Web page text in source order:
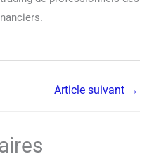
Article suivant →